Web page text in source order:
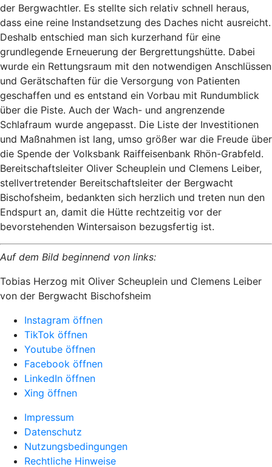
der Bergwachtler. Es stellte sich relativ schnell heraus,
dass eine reine Instandsetzung des Daches nicht ausreicht.
Deshalb entschied man sich kurzerhand für eine
grundlegende Erneuerung der Bergrettungshütte. Dabei
wurde ein Rettungsraum mit den notwendigen Anschlüssen
und Gerätschaften für die Versorgung von Patienten
geschaffen und es entstand ein Vorbau mit Rundumblick
über die Piste. Auch der Wach- und angrenzende
Schlafraum wurde angepasst. Die Liste der Investitionen
und Maßnahmen ist lang, umso größer war die Freude über
die Spende der Volksbank Raiffeisenbank Rhön-Grabfeld.
Bereitschaftsleiter Oliver Scheuplein und Clemens Leiber,
stellvertretender Bereitschaftsleiter der Bergwacht
Bischofsheim, bedankten sich herzlich und treten nun den
Endspurt an, damit die Hütte rechtzeitig vor der
bevorstehenden Wintersaison bezugsfertig ist.
Auf dem Bild beginnend von links:
Tobias Herzog mit Oliver Scheuplein und Clemens Leiber
von der Bergwacht Bischofsheim
Instagram öffnen
TikTok öffnen
Youtube öffnen
Facebook öffnen
LinkedIn öffnen
Xing öffnen
Impressum
Datenschutz
Nutzungsbedingungen
Rechtliche Hinweise